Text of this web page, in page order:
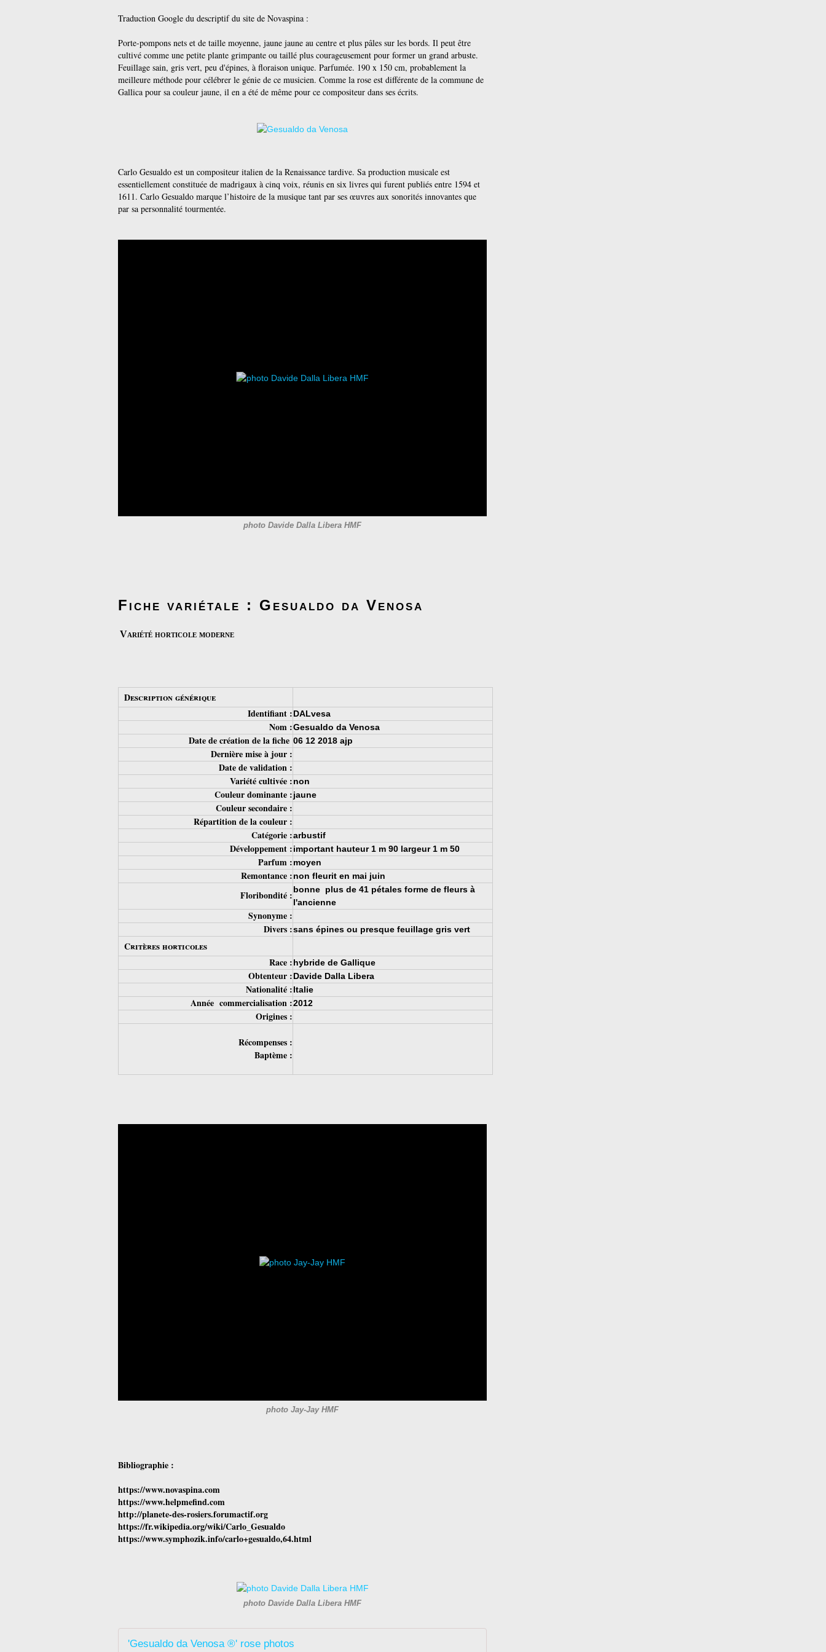
Traduction Google du descriptif du site de Novaspina :
Porte-pompons nets et de taille moyenne, jaune jaune au centre et plus pâles sur les bords. Il peut être
cultivé comme une petite plante grimpante ou taillé plus courageusement pour former un grand arbuste.
Feuillage sain, gris vert, peu d'épines, à floraison unique. Parfumée. 190 x 150 cm, probablement la
meilleure méthode pour célébrer le génie de ce musicien. Comme la rose est différente de la commune de
Gallica pour sa couleur jaune, il en a été de même pour ce compositeur dans ses écrits.
Carlo Gesualdo est un compositeur italien de la Renaissance tardive. Sa production musicale est
essentiellement constituée de madrigaux à cinq voix, réunis en six livres qui furent publiés entre 1594 et
1611. Carlo Gesualdo marque l’histoire de la musique tant par ses œuvres aux sonorités innovantes que
par sa personnalité tourmentée.
photo Davide Dalla Libera HMF
Fiche variétale : Gesualdo da Venosa
Variété horticole moderne
Description générique
Identifiant :DALvesa
Nom :Gesualdo da Venosa
Date de création de la fiche 06 12 2018 ajp
Dernière mise à jour :
Date de validation :
Variété cultivée :non
Couleur dominante :jaune
Couleur secondaire :
Répartition de la couleur :
Catégorie :arbustif
Développement :important hauteur 1 m 90 largeur 1 m 50
Parfum :moyen
Remontance :non fleurit en mai juin
Floribondité :bonne plus de 41 pétales forme de fleurs à
l'ancienne
Synonyme :
Divers :sans épines ou presque feuillage gris vert
Critères horticoles
Race :hybride de Gallique
Obtenteur :Davide Dalla Libera
Nationalité :Italie
Année commercialisation :2012
Origines :
Récompenses :
Baptème :
photo Jay-Jay HMF
Bibliographie :
https://www.novaspina.com
https://www.helpmefind.com
http://planete-des-rosiers.forumactif.org
https://fr.wikipedia.org/wiki/Carlo_Gesualdo
https://www.symphozik.info/carlo+gesualdo,64.html
photo Davide Dalla Libera HMF
'Gesualdo da Venosa ®' rose photos